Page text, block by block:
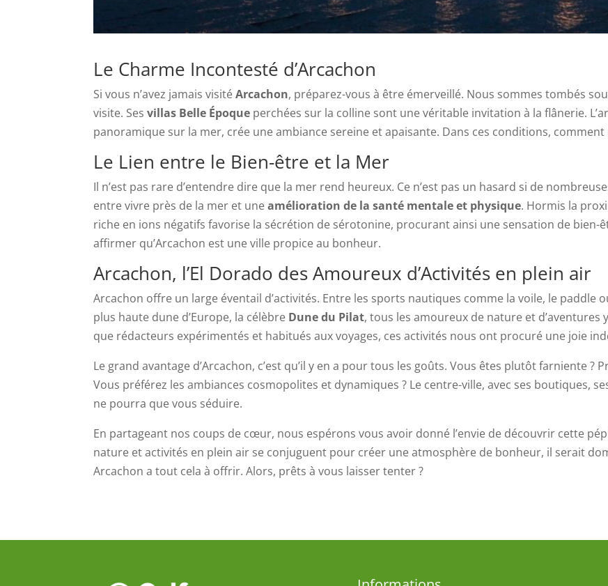
Le Charme Incontesté d’Arcachon
Si vous n’avez jamais visitéArcachon, préparez-vous à être émerveillé. Nous sommes tombés
visite. Sesvillas Belle Époque perchées sur la colline sont une véritable invitation à la flânerie.
panoramique sur la mer, crée une ambiance sereine et apaisante. Dans ces conditions,
Le Lien entre le Bien-être et la Mer
Il n’est pas rare d’entendre dire que la mer rend heureux. Ce n’est pas un hasard si de
entre vivre près de la mer et uneamélioration de la santé mentale et physique. Hormis la
riche en ions négatifs favorise la sécrétion de sérotonine, procurant ainsi une sensation de bien-
affirmer qu’Arcachon est une ville propice au bonheur.
Arcachon, l’El Dorado des Amoureux d’Activités en plein air
Arcachon offre un large éventail d’activités. Entre les sports nautiques comme la voile, le paddle
plus haute dune d’Europe, la célèbre Dune du Pilat, tous les amoureux de nature et
que rédacteurs expérimentés et habitués aux voyages, ces activités nous ont procuré une joie
Le grand avantage d’Arcachon, c’est qu’il y en a pour tous les goûts. Vous êtes plutôt farniente ?
Vous préférez les ambiances cosmopolites et dynamiques ? Le centre-ville, avec ses boutiques,
ne pourra que vous séduire.
En partageant nos coups de cœur, nous espérons vous avoir donné l’envie de découvrir cette
nature et activités en plein air se conjuguent pour créer une atmosphère de bonheur, il serait
Arcachon a tout cela à offrir. Alors, prêts à vous laisser tenter ?